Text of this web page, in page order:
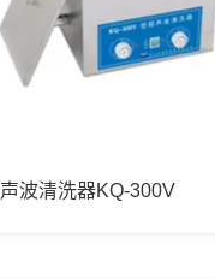
波清洗器KQ-300V